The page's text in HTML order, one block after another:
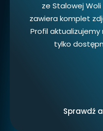
ze Stalowej
zawiera komplet
Profil aktualizujemy
tylko
Sprawdź